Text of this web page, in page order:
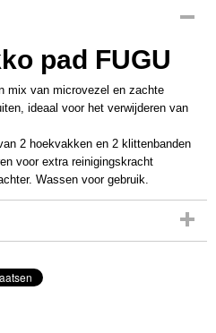
pad FUGU
mix van microvezel en zachte
ideaal voor het verwijderen van
2 hoekvakken en 2 klittenbanden
voor extra reinigingskracht
Wassen voor gebruik.